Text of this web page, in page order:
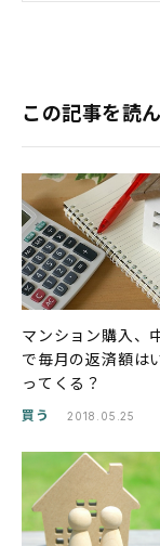
この記事を読
マンション購入、
で毎月の返済額は
ってくる？
買う 2018.05.25